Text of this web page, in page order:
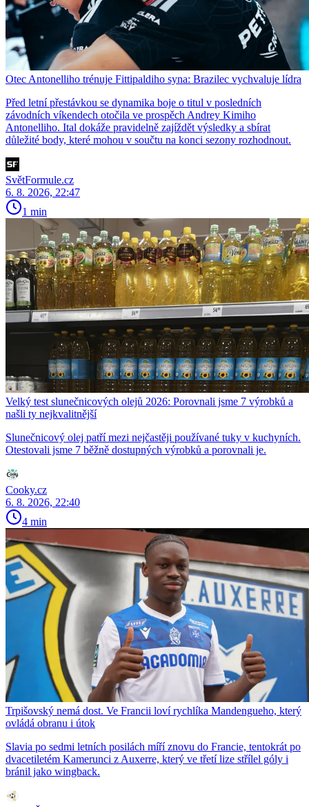
Otec Antonelliho trénuje Fittipaldiho syna: Brazilec vychvaluje lídra
Před letní přestávkou se dynamika boje o titul v posledních
závodních víkendech otočila ve prospěch Andrey Kimiho
Antonelliho. Ital dokáže pravidelně zajíždět výsledky a sbírat
důležité body, které mohou v součtu na konci sezony rozhodnout.
SvětFormule.cz
6. 8. 2026, 22:47
1 min
Velký test slunečnicových olejů 2026: Porovnali jsme 7 výrobků a
našli ty nejkvalitnější
Slunečnicový olej patří mezi nejčastěji používané tuky v kuchyních.
Otestovali jsme 7 běžně dostupných výrobků a porovnali je.
Cooky.cz
6. 8. 2026, 22:40
4 min
Trpišovský nemá dost. Ve Francii loví rychlíka Mandengueho, který
ovládá obranu i útok
Slavia po sedmi letních posilách míří znovu do Francie, tentokrát po
dvacetiletém Kamerunci z Auxerre, který ve třetí lize střílel góly i
bránil jako wingback.